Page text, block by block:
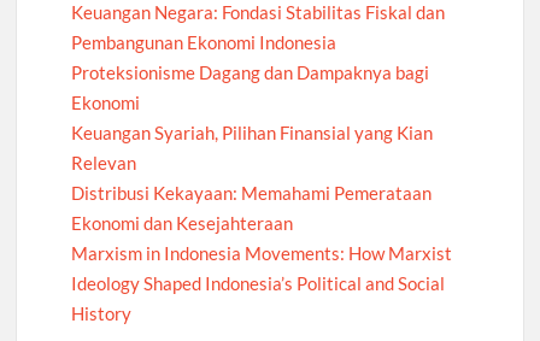
Keuangan Negara: Fondasi Stabilitas Fiskal dan
Pembangunan Ekonomi Indonesia
Proteksionisme Dagang dan Dampaknya bagi
Ekonomi
Keuangan Syariah, Pilihan Finansial yang Kian
Relevan
Distribusi Kekayaan: Memahami Pemerataan
Ekonomi dan Kesejahteraan
Marxism in Indonesia Movements: How Marxist
Ideology Shaped Indonesia’s Political and Social
History